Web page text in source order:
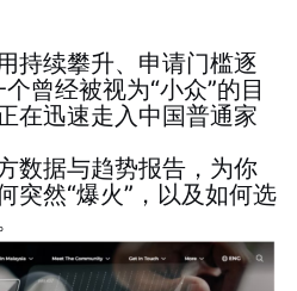
持续攀升、申请门槛逐
曾经被视为“小众”的目
迅速走入中国普通家
数据与趋势报告，为你
突然“爆火”，以及如何选